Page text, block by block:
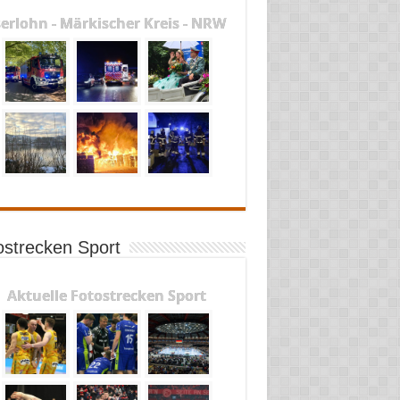
- Märkischer Kreis - NRW
Sport
Aktuelle Fotostrecken Sport